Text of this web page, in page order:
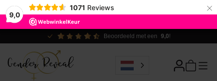
9,0
1071 Reviews ×
Ecologisch verantwoord